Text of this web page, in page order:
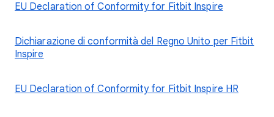
EU Declaration of Conformity for Fitbit Inspire
Dichiarazione di conformità del Regno Unito per Fitbit
Inspire
EU Declaration of Conformity for Fitbit Inspire HR